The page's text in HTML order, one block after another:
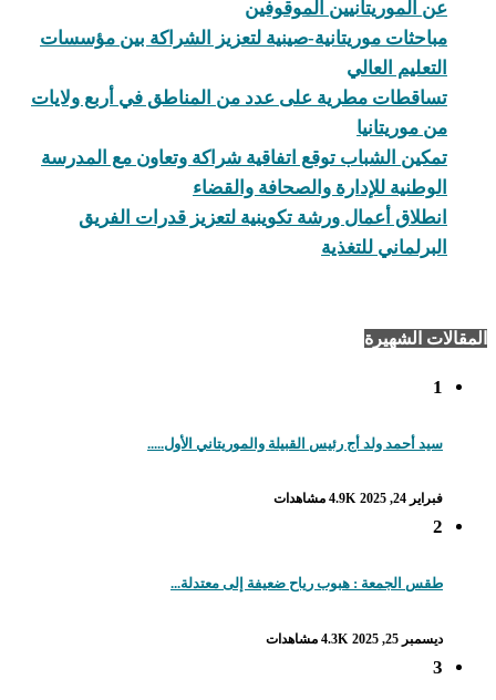
عن الموريتانيين الموقوفين
مباحثات موريتانية-صينية لتعزيز الشراكة بين مؤسسات
التعليم العالي
تساقطات مطرية على عدد من المناطق في أربع ولايات
من موريتانيا
تمكين الشباب توقع اتفاقية شراكة وتعاون مع المدرسة
الوطنية للإدارة والصحافة والقضاء
انطلاق أعمال ورشة تكوينية لتعزيز قدرات الفريق
البرلماني للتغذية
المقالات الشهيرة
1
سيد أحمد ولد أج رئيس القبيلة والموريتاني الأول.....
فبراير 24, 2025 4.9K مشاهدات
2
طقس الجمعة : هبوب رياح ضعيفة إلى معتدلة...
ديسمبر 25, 2025 4.3K مشاهدات
3